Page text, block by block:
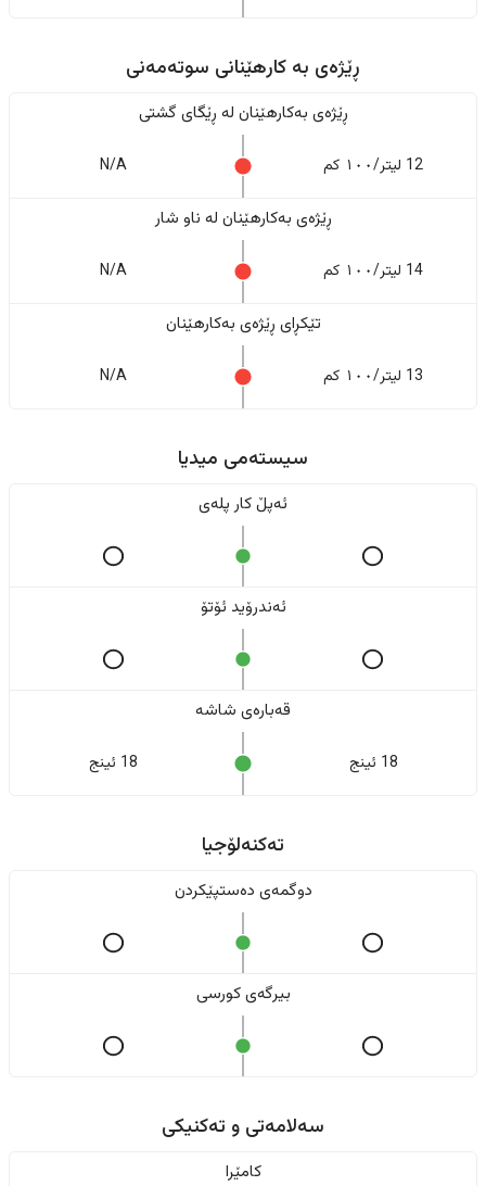
ڕێژەى به کارهێنانی سوتەمەنی
ڕێژەى بەکارهێنان له ڕێگای گشتی
12 لیتر/١٠٠ کم N/A
ڕێژەى بەکارهێنان له ناو شار
14 لیتر/١٠٠ کم N/A
تێکڕای ڕێژەى بەکارهێنان
13 لیتر/١٠٠ کم N/A
سیستەمی میدیا
ئەپڵ کار پلەی
ئەندرۆید ئۆتۆ
قەبارەی شاشە
18 ئینج 18 ئینج
تەکنەلۆجیا
دوگمەی دەستپێکردن
بیرگەی کورسی
سەلامەتی و تەکنیکی
کامێرا